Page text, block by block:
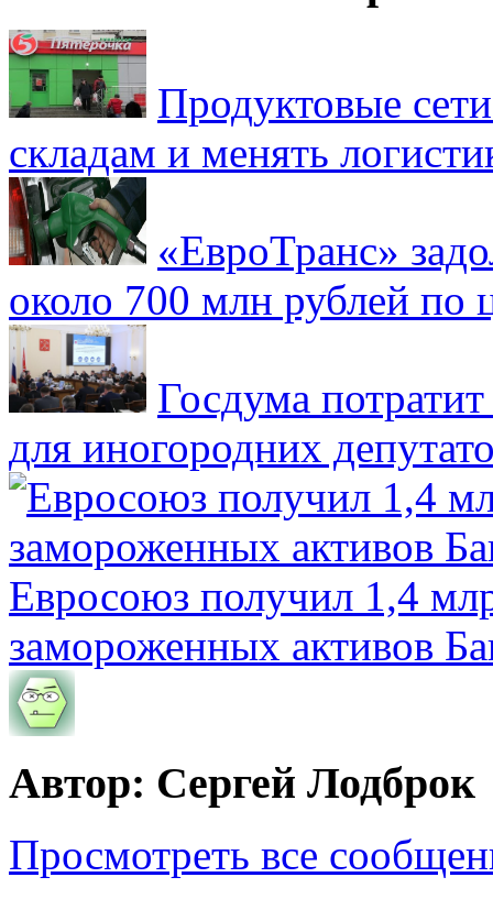
Продуктовые
складам и менять
«ЕвроТранс»
около 700 млн рублей
Госдума
для иногородних
Евросоюз получил 1,4
замороженных активов
Автор: Сергей Лодброк
Просмотреть все